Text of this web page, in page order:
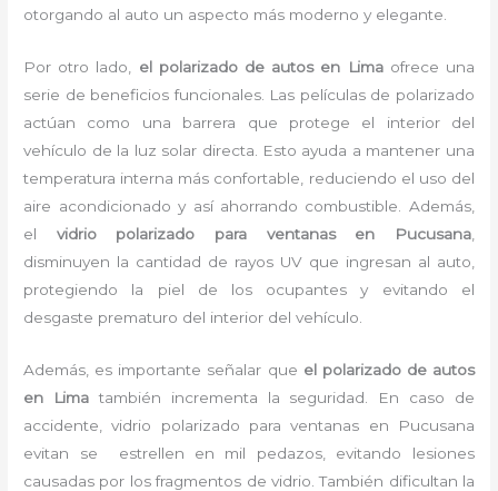
otorgando al auto un aspecto más moderno y elegante.
Por otro lado, el polarizado de autos en Limaofrece una
serie de beneficios funcionales. Las películas de polarizado
actúan como una barrera que protege el interior del
vehículo de la luz solar directa. Esto ayuda a mantener una
temperatura interna más confortable, reduciendo el uso del
aire acondicionado y así ahorrando combustible. Además,
el vidrio polarizado para ventanas en Pucusana,
disminuyen la cantidad de rayos UV que ingresan al auto,
protegiendo la piel de los ocupantes y evitando el
desgaste prematuro del interior del vehículo.
Además, es importante señalar que el polarizado de autos
en Limatambién incrementa la seguridad. En caso de
accidente, vidrio polarizado para ventanas en Pucusana
evitan se estrellen en mil pedazos, evitando lesiones
causadas por los fragmentos de vidrio. También dificultan la